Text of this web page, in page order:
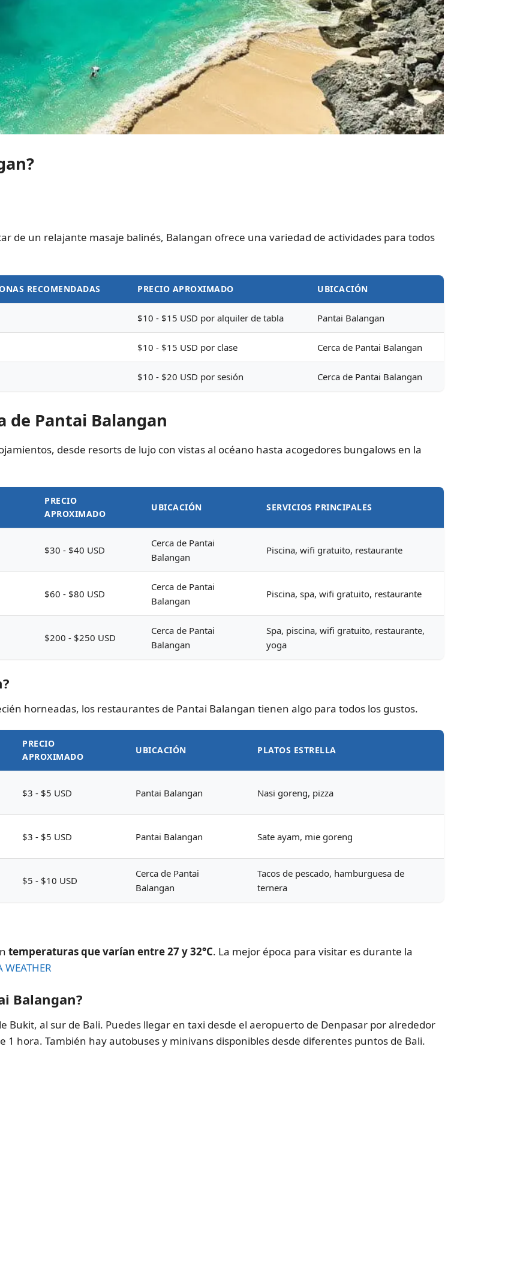
de un relajante masaje balinés, Balangan ofrece una variedad de actividades para todos
RECOMENDADAS PRECIO APROXIMADO UBICACIÓN
$10 - $15 USD por alquiler de tabla Pantai Balangan
$10 - $15 USD por clase Cerca de Pantai Balangan
$10 - $20 USD por sesión Cerca de Pantai Balangan
de Pantai Balangan
desde resorts de lujo con vistas al océano hasta acogedores bungalows en la
PRECIO
APROXIMADO
UBICACIÓN SERVICIOS PRINCIPALES
$30 - $40 USD
Cerca de Pantai
Balangan
Piscina, wifi gratuito, restaurante
$60 - $80 USD
Cerca de Pantai
Balangan
Piscina, spa, wifi gratuito, restaurante
$200 - $250 USD
Cerca de Pantai
Balangan
Spa, piscina, wifi gratuito, restaurante,
yoga
horneadas, los restaurantes de Pantai Balangan tienen algo para todos los gustos.
PRECIO
APROXIMADO
UBICACIÓN PLATOS ESTRELLA
$3 - $5 USD Pantai Balangan Nasi goreng, pizza
$3 - $5 USD Pantai Balangan Sate ayam, mie goreng
$5 - $10 USD
Cerca de Pantai
Balangan
Tacos de pescado, hamburguesa de
ternera
temperaturas que varían entre 27 y 32°C. La mejor época para visitar es durante la
Balangan?
Bukit, al sur de Bali. Puedes llegar en taxi desde el aeropuerto de Denpasar por alrededor
1 hora. También hay autobuses y minivans disponibles desde diferentes puntos de Bali.